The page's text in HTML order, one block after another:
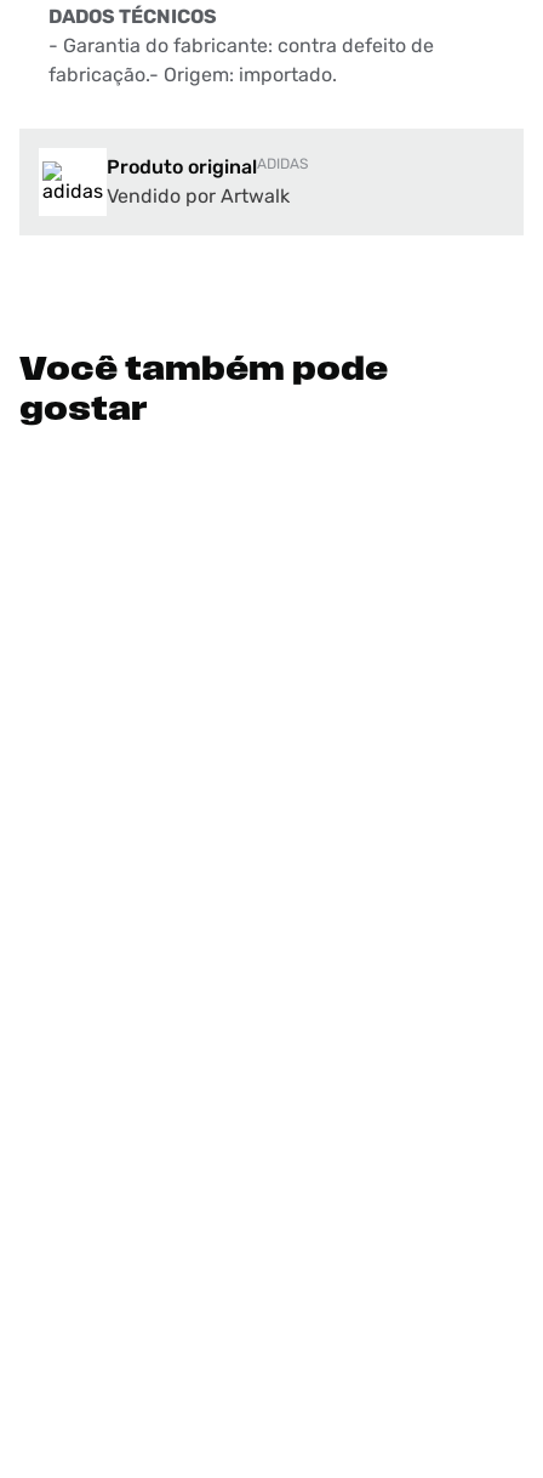
DADOS TÉCNICOS
- Garantia do fabricante: contra defeito de
fabricação.- Origem: importado.
Produto originalADIDAS
Vendido por Artwalk
Você também pode
gostar